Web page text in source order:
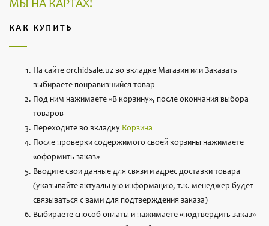
МЫ НА КАРТАХ!
КАК КУПИТЬ
На сайте orchidsale.uz во вкладке Магазин или Заказать
выбираете понравившийся товар
Под ним нажимаете «В корзину», после окончания выбора
товаров
Переходите во вкладку Корзина
После проверки содержимого своей корзины нажимаете
«оформить заказ»
Вводите свои данные для связи и адрес доставки товара
(указывайте актуальную информацию, т.к. менеджер будет
связываться с вами для подтверждения заказа)
Выбираете способ оплаты и нажимаете «подтвердить заказ»